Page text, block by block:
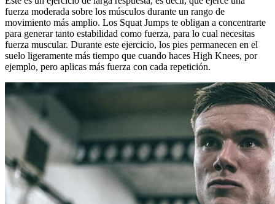
fuerza moderada sobre los músculos durante un rango de
movimiento más amplio. Los Squat Jumps te obligan a concentrarte
para generar tanto estabilidad como fuerza, para lo cual necesitas
fuerza muscular. Durante este ejercicio, los pies permanecen en el
suelo ligeramente más tiempo que cuando haces High Knees, por
ejemplo, pero aplicas más fuerza con cada repetición.